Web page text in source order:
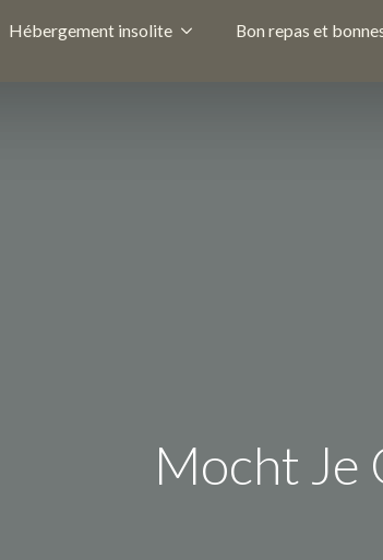
Hébergement insolite Bon repas et
Mocht Je